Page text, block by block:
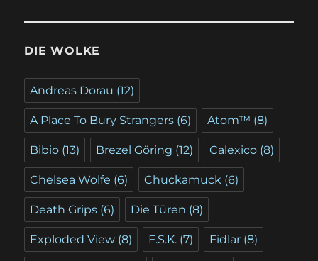
DIE WOLKE
Andreas Dorau (12)
A Place To Bury Strangers (6) Atom™ (8)
Bibio (13) Brezel Göring (12) Calexico (8)
Chelsea Wolfe (6) Chuckamuck (6)
Death Grips (6) Die Türen (8)
Exploded View (8) F.S.K. (7) Fidlar (8)